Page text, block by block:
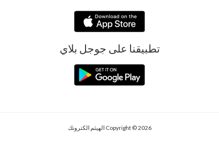
تطبيقنا على جوجل بلاي
Copyright © 2026 الهيثم الكترونك